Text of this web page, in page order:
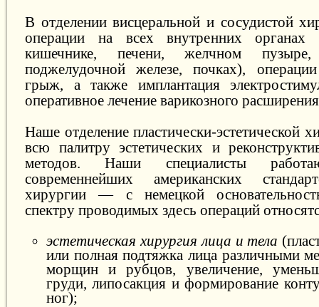
В отделении висцеральной и сосудистой
операции на всех внутренних органах
кишечнике, печени, желчном
поджелудочной железе, почках),
грыж, а также имплантация
оперативное лечение варикозного
Наше отделение пластически-эстетической
всю палитру эстетических и
методов. Наши специалисты
современнейших американских
хирургии — с немецкой
спектру проводимых здесь операций
эстетическая хирургия лица и тела
или полная подтяжка лица различными
морщин и рубцов, увеличение,
груди, липосакция и формирование
ног);